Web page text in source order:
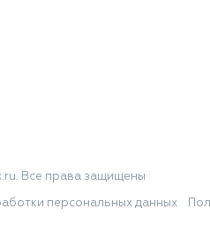
Все права защищены
персональных данных